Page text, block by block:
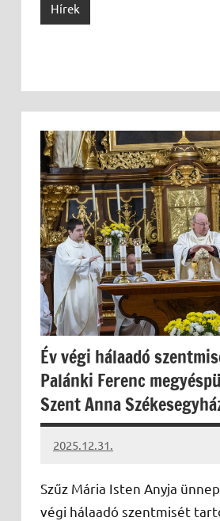
Hírek
Év végi hálaadó
Palánki Ferenc
Szent Anna
2025.12.31.
Leiszt
Szűz Mária Isten Anyja
végi hálaadó szentmisét